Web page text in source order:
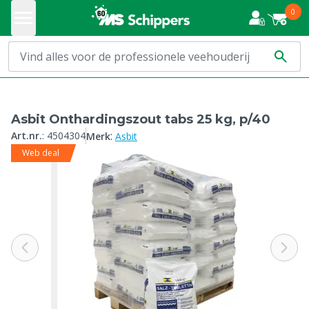
0
Asbit Onthardingszout tabs 25 kg, p/40
Art.nr.: 4504304Merk: Asbit
Web deal